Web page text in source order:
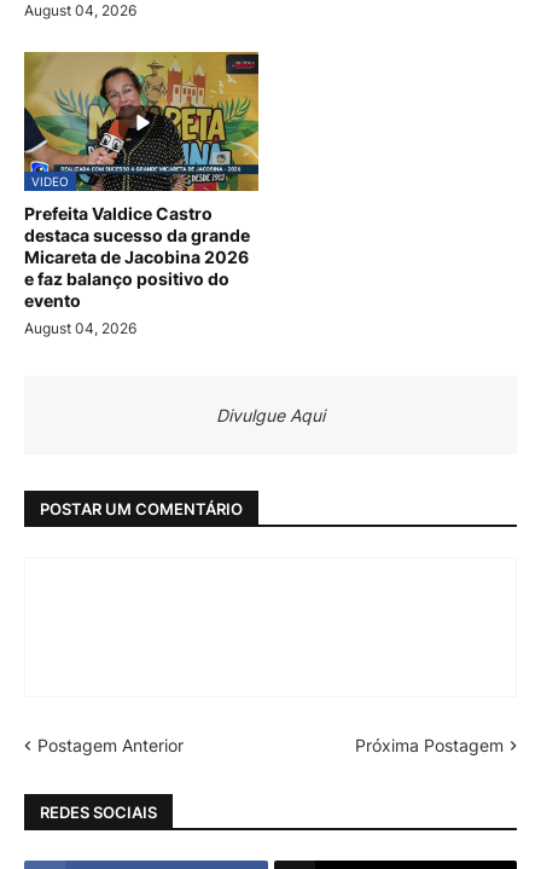
August 04, 2026
VIDEO
Prefeita Valdice Castro
destaca sucesso da grande
Micareta de Jacobina 2026
e faz balanço positivo do
evento
August 04, 2026
Divulgue Aqui
POSTAR UM COMENTÁRIO
Postagem Anterior Próxima Postagem
REDES SOCIAIS